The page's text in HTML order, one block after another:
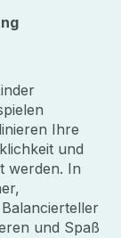
Ihre
und
werden. In
und Spaß